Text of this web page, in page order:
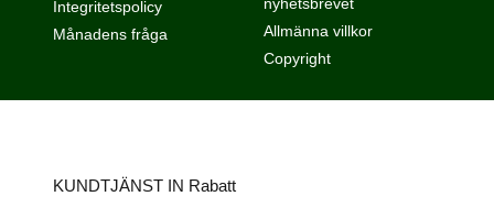
Integritetspolicy
Månadens fråga
Allmänna villkor
Copyright
KUNDTJÄNST IN Rabatt